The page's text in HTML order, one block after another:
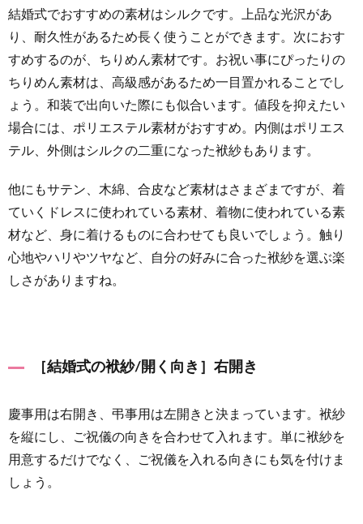
ないと
きには
やドラ
ッグス
トアへ
5
袱紗の
なるも
は？
6
スマー
るきほ
んマナ
6.1
お札に
ついて
結婚式でおすすめの素材はシルクです。上品な光沢があ
り、耐久性があるため長く使うことができます。次におす
すめするのが、ちりめん素材です。お祝い事にぴったりの
ちりめん素材は、高級感があるため一目置かれることでし
ょう。和装で出向いた際にも似合います。値段を抑えたい
場合には、ポリエステル素材がおすすめ。内側はポリエス
テル、外側はシルクの二重になった袱紗もあります。
他にもサテン、木綿、合皮など素材はさまざまですが、着
ていくドレスに使われている素材、着物に使われている素
材など、身に着けるものに合わせても良いでしょう。触り
心地やハリやツヤなど、自分の好みに合った袱紗を選ぶ楽
しさがありますね。
［結婚式の袱紗/開く向き］右開き
慶事用は右開き、弔事用は左開きと決まっています。袱紗
を縦にし、ご祝儀の向きを合わせて入れます。単に袱紗を
用意するだけでなく、ご祝儀を入れる向きにも気を付けま
しょう。